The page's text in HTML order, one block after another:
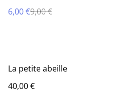
6,00 €9,00 €
La petite abeille
40,00 €